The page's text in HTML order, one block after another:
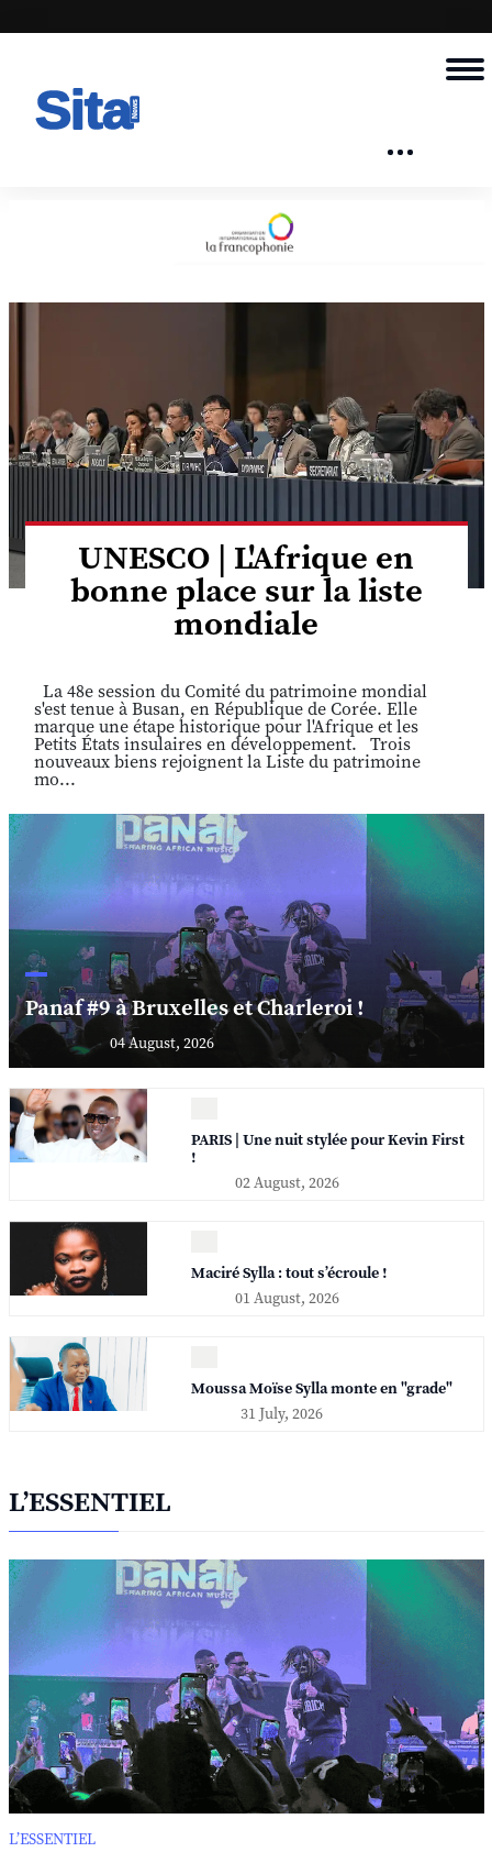
UNESCO | L'Afrique en
bonne place sur la liste
mondiale
La 48e session du Comité du patrimoine mondial
s'est tenue à Busan, en République de Corée. Elle
marque une étape historique pour l'Afrique et les
Petits États insulaires en développement. Trois
nouveaux biens rejoignent la Liste du patrimoine
mo...
Panaf #9 à Bruxelles et Charleroi !
04 August, 2026
PARIS | Une nuit stylée pour Kevin First
!
02 August, 2026
Maciré Sylla : tout s’écroule !
01 August, 2026
Moussa Moïse Sylla monte en "grade"
31 July, 2026
L’ESSENTIEL
L’ESSENTIEL